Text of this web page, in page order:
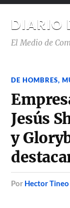
DIARIO
El Medio de
DE HOMBRES,
Jesús
y
por Hector Tineo